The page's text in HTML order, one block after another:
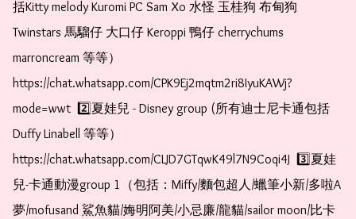
括Kitty melody Kuromi PC Sam Xo 水怪 玉桂狗 布甸狗
Twinstars 馬騮仔 大口仔 Keroppi 鴨仔 cherrychums
marroncream 等等）
https://chat.whatsapp.com/CPK9Ej2mqtm2ri8IyuKAWj?
mode=wwt  2️⃣夏娃兒 - Disney group (所有迪士尼卡通包括
Duffy Linabell 等等）
https://chat.whatsapp.com/CLJD7GTqwK49l7N9Coqi4J  3️⃣夏娃
兒-卡通動漫group 1（包括：Miffy/麵包超人/蠟筆小新/多啦A
夢/mofusand 鯊魚貓/娒明阿美/小忌廉/龍貓/sailor moon/比卡